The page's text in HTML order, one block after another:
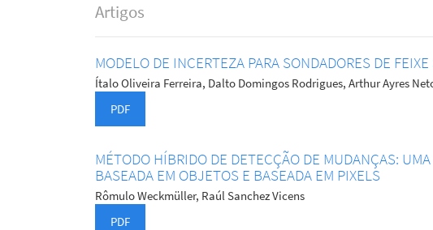
Artigos
MODELO DE INCERTEZA PARA SONDADORES DE
Ítalo Oliveira Ferreira, Dalto Domingos Rodrigues, Arthur Ayres
PDF
MÉTODO HÍBRIDO DE DETECÇÃO DE MUDANÇAS:
BASEADA EM OBJETOS E BASEADA EM PIXELS
Rômulo Weckmüller, Raúl Sanchez Vicens
PDF